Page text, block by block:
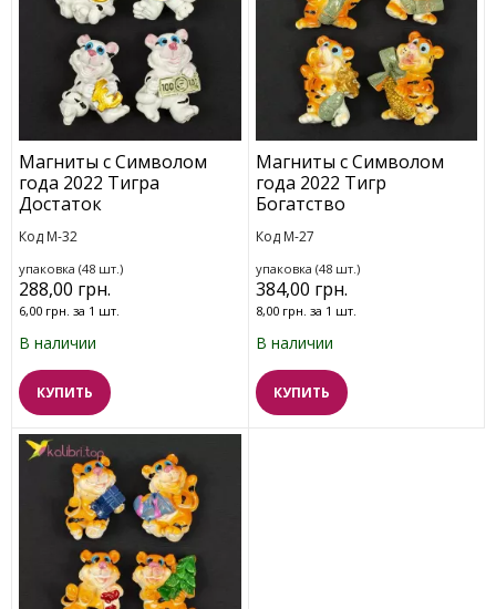
Магниты с Символом
года 2022 Тигра
Достаток
Код M-32
упаковка (48 шт.)
288,00 грн.
6,00 грн. за 1 шт.
В наличии
КУПИТЬ
Магниты с Символом
года 2022 Тигр
Богатство
Код M-27
упаковка (48 шт.)
384,00 грн.
8,00 грн. за 1 шт.
В наличии
КУПИТЬ